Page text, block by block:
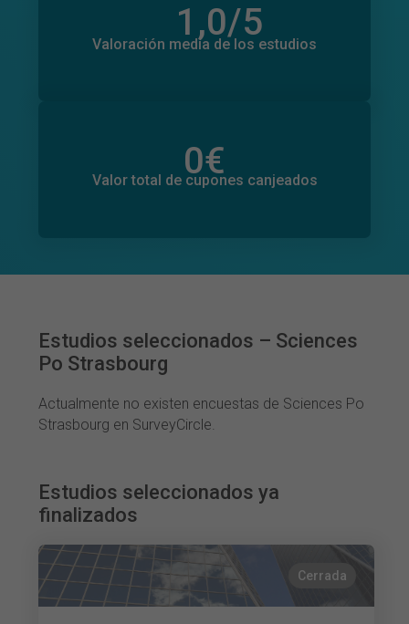
1,0/5
Valoración media de los estudios
0
Número total de valoraciones
0€
Valor total de cupones canjeados
0€
Valor total de donaciones
Estudios seleccionados – Sciences
Po Strasbourg
Actualmente no existen encuestas de Sciences Po
Strasbourg en SurveyCircle.
Estudios seleccionados ya
finalizados
Cerrada